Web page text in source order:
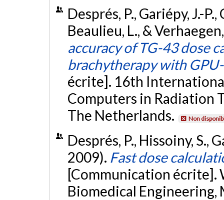
Després, P., Gariépy, J.-
Beaulieu, L., &
accuracy of TG-43 dose
brachytherapy with
écrite]. 16th
Computers in Radiation
The Netherlands.
Non
Després, P., Hissoiny, S.,
2009). Fast dose
[Communication écrite].
Biomedical Engineering,